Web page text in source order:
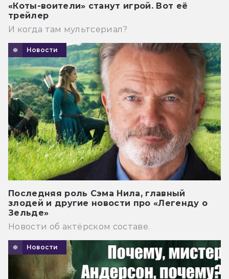
«Коты-воители» станут игрой. Вот её
трейлер
И когда там мультсериал?
Новости
Последняя роль Сэма Нила, главный
злодей и другие новости про «Легенду о
Зельде»
Новости об актёрском составе.
Новости